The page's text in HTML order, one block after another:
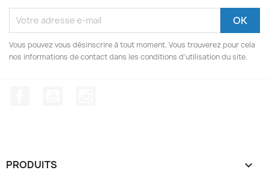
Vous pouvez vous désinscrire à tout moment. Vous trouverez pour cela
nos informations de contact dans les conditions d'utilisation du site.
PRODUITS 